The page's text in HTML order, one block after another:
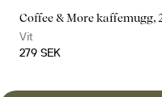
Coffee & More kaffemugg,
Vit
279 SEK